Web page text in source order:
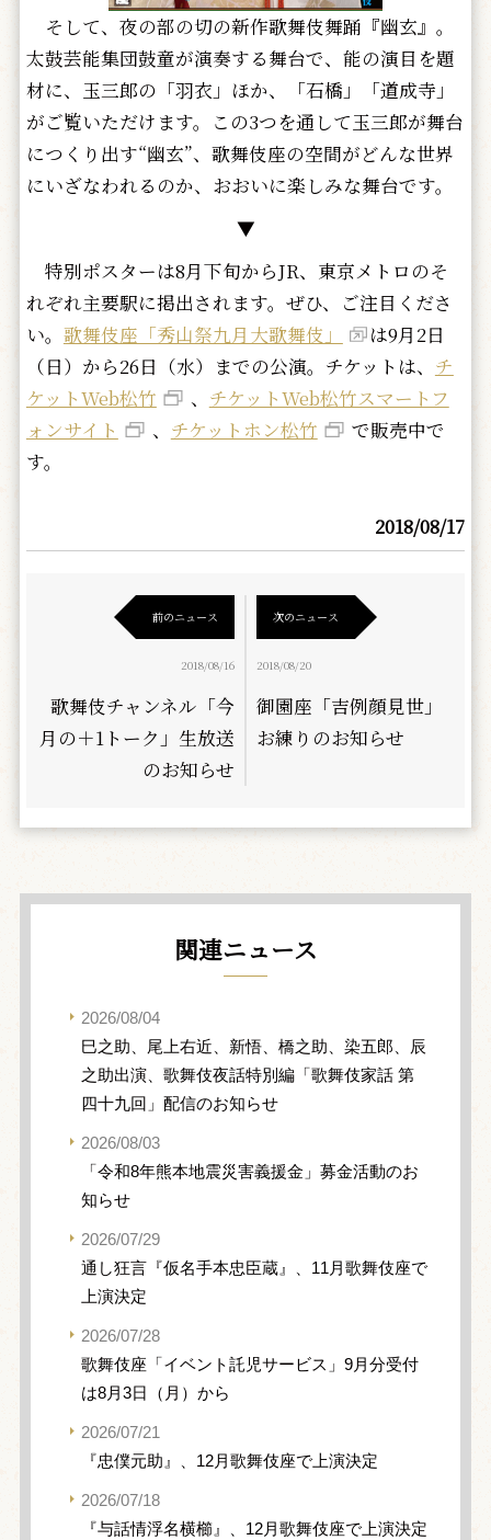
そして、夜の部の切の新作歌舞伎舞踊『幽玄』。
太鼓芸能集団鼓童が演奏する舞台で、能の演目を題
材に、玉三郎の「羽衣」ほか、「石橋」「道成寺」
がご覧いただけます。この3つを通して玉三郎が舞台
につくり出す“幽玄”、歌舞伎座の空間がどんな世界
にいざなわれるのか、おおいに楽しみな舞台です。
▼
特別ポスターは8月下旬からJR、東京メトロのそ
れぞれ主要駅に掲出されます。ぜひ、ご注目くださ
い。 歌舞伎座「秀山祭九月大歌舞伎」
は9月2日
（日）から26日（水）までの公演。チケットは、 チ
ケットWeb松竹
、 チケットWeb松竹スマートフ
ォンサイト
、 チケットホン松竹
で販売中で
す。
2018/08/17
前のニュース
2018/08/16
歌舞伎チャンネル「今
月の＋1トーク」生放送
のお知らせ
次のニュース
2018/08/20
御園座「吉例顔見世」
お練りのお知らせ
関連ニュース
2026/08/04
巳之助、尾上右近、新悟、橋之助、染五郎、辰
之助出演、歌舞伎夜話特別編「歌舞伎家話 第
四十九回」配信のお知らせ
2026/08/03
「令和8年熊本地震災害義援金」募金活動のお
知らせ
2026/07/29
通し狂言『仮名手本忠臣蔵』、11月歌舞伎座で
上演決定
2026/07/28
歌舞伎座「イベント託児サービス」9月分受付
は8月3日（月）から
2026/07/21
『忠僕元助』、12月歌舞伎座で上演決定
2026/07/18
『与話情浮名横櫛』、12月歌舞伎座で上演決定